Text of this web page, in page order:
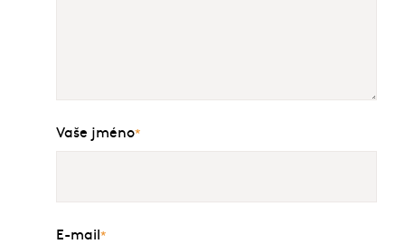
Vaše jméno*
E-mail *